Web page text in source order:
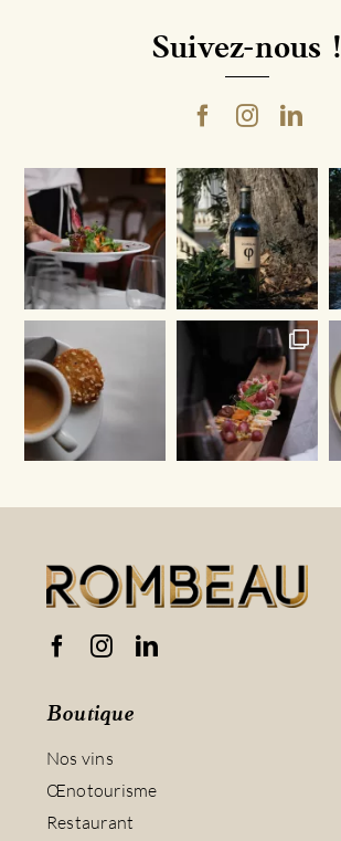
Suivez-nous !
Boutique
Nos vins
Œnotourisme
Restaurant